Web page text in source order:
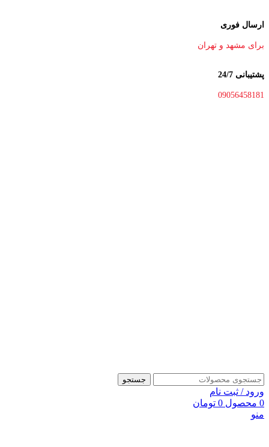
ارسال فوری
برای مشهد و تهران
پشتیبانی 24/7
09056458181
جستجو
ورود / ثبت نام
0 محصول 0 تومان
منو